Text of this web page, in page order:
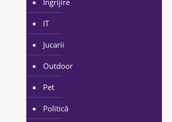
Ingrijire
IT
Jucarii
Outdoor
Pet
Politică